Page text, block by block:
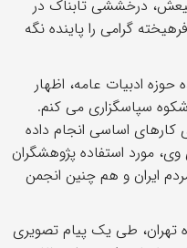
درخششی تابناک در
گرامی را پاینده نگه
حوزه ادبیات عامه، اظهار
سپاسگزاری می کنم.
کارهای اساسی انجام داده
مورد استفاده پژوهشگران
ایران و هم چنین انجمن
تهران، طی یک پیام تصویری